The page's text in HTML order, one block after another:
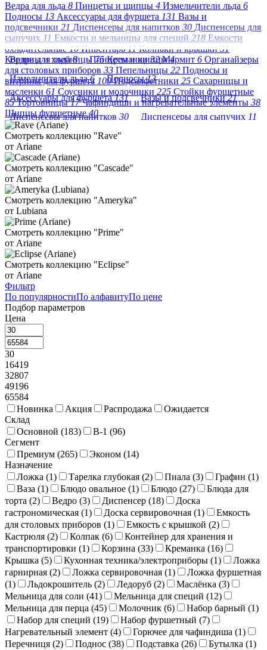
Ведра для льда 8 Пинцеты и щипцы 4 Измельчители льда 6
Подносы 13 Аксессуары для фуршета 131 Вазы и
подсвечники 21 Диспенсеры для напитков 30 Диспенсеры для
сыпучих 11 Емкости и мельницы для специй 218 Емкости
охладительные
10 Инвентарь 11 Колпаки и крышки 31
Корзины и хлебницы 75 Креманки 32 Мармит 6 Органайзеры
для столовых приборов 33 Пепельницы 22 Подносы и
витрины для фуршета 109 Подсалфетники 25 Сахарницы и
масленки 61 Соусники и молочники 225 Стойки фуршетные
85 Тортовницы 17 Чафиндиши и нагревательные элементы 38
Щипцы фуршетные40
Ведра для льда 8 Пинцеты и щипцы 4
Измельчители льда 6 Подносы 13
Аксессуары для фуршета 131 Вазы и подсвечники 21
Диспенсеры для напитков 30 Диспенсеры для сыпучих 11
Емкости и мельницы для специй
Емкости охладительные
Колпаки и крышки
31 Корзины и хлебницы
Креманки 32 Мармит
Органайзеры для столовых приборов
Подносы и витрины для фуршета
Сахарницы и масленки
Стойки фуршетные
85 Тортовницы
Чафиндиши и нагревательные элементы
Щипцы фуршетные
Смотреть коллекцию "Rave"
от Ariane
Смотреть коллекцию "Cascade"
от Ariane
Смотреть коллекцию "Ameryka"
от Lubiana
Смотреть коллекцию "Prime"
от Ariane
Смотреть коллекцию "Eclipse"
от Ariane
Фильтр
По популярностиПо алфавитуПо цене
Подбор параметров
Цена
30
16419
32807
49196
65584
Новинка
Акция Распродажа
Ожидается
Склад
Основной (183) В-1 (96)
Сегмент
Премиум (265) Эконом (14)
Назначение
Ложка (1) Тарелка глубокая (2) Пиала (3) Графин (1)
Ваза (1) Блюдо овальное (1) Блюдо (27)
Блюда для
торта (2) Ведро (3) Диспенсер (18)
Доска
гастрономическая (1) Доска сервировочная (1)
Емкость
для столовых приборов (1) Емкость с крышкой (2)
Кастрюля (2) Колпак (6)
Контейнер для хранения и
транспортировки (1) Корзина (33) Креманка (16)
Крышка (5) Кухонная техника/электроприборы (1)
Ложка
гарнирная (2) Ложка сервировочная (1)
Ложка фуршетная
(1) Льдокрошитель (2) Ледоруб (2) Маслёнка (3)
Мельница для соли (41) Мельница для специй (12)
Мельница для перца (45) Молочник (6) Набор барный (1)
Набор для специй (19) Набор фуршетный (7)
Нагревательный элемент (4) Горючее для чафиндиша (1)
Перечниця (2) Поднос (38) Подставка (26) Бутылка (1)